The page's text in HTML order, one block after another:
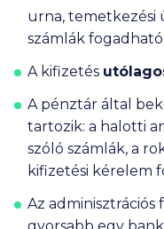
urna, temetkezési
számlák
A kifizetés
A pénztár által
tartozik: a halotti
szóló számlák, a
kifizetési kérelem
Az